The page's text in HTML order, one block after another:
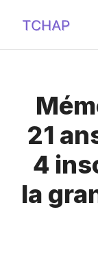
contenu
21
4
la